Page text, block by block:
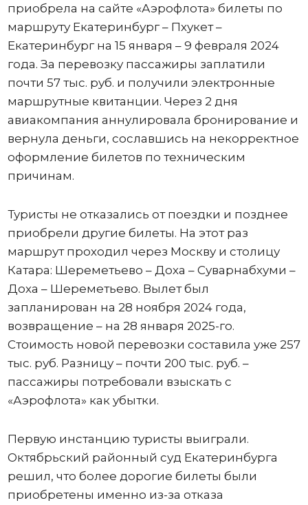
приобрела на сайте «Аэрофлота» билеты по
маршруту Екатеринбург – Пхукет –
Екатеринбург на 15 января – 9 февраля 2024
года. За перевозку пассажиры заплатили
почти 57 тыс. руб. и получили электронные
маршрутные квитанции. Через 2 дня
авиакомпания аннулировала бронирование и
вернула деньги, сославшись на некорректное
оформление билетов по техническим
причинам.
Туристы не отказались от поездки и позднее
приобрели другие билеты. На этот раз
маршрут проходил через Москву и столицу
Катара: Шереметьево – Доха – Суварнабхуми –
Доха – Шереметьево. Вылет был
запланирован на 28 ноября 2024 года,
возвращение – на 28 января 2025-го.
Стоимость новой перевозки составила уже 257
тыс. руб. Разницу – почти 200 тыс. руб. –
пассажиры потребовали взыскать с
«Аэрофлота» как убытки.
Первую инстанцию туристы выиграли.
Октябрьский районный суд Екатеринбурга
решил, что более дорогие билеты были
приобретены именно из-за отказа